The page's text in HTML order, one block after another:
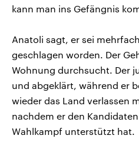
kann man ins Gefängnis
Anatoli sagt, er sei
geschlagen worden. Der
Wohnung durchsucht. Der
und abgeklärt, während er
wieder das Land verlassen
nachdem er den
Wahlkampf unterstützt hat.